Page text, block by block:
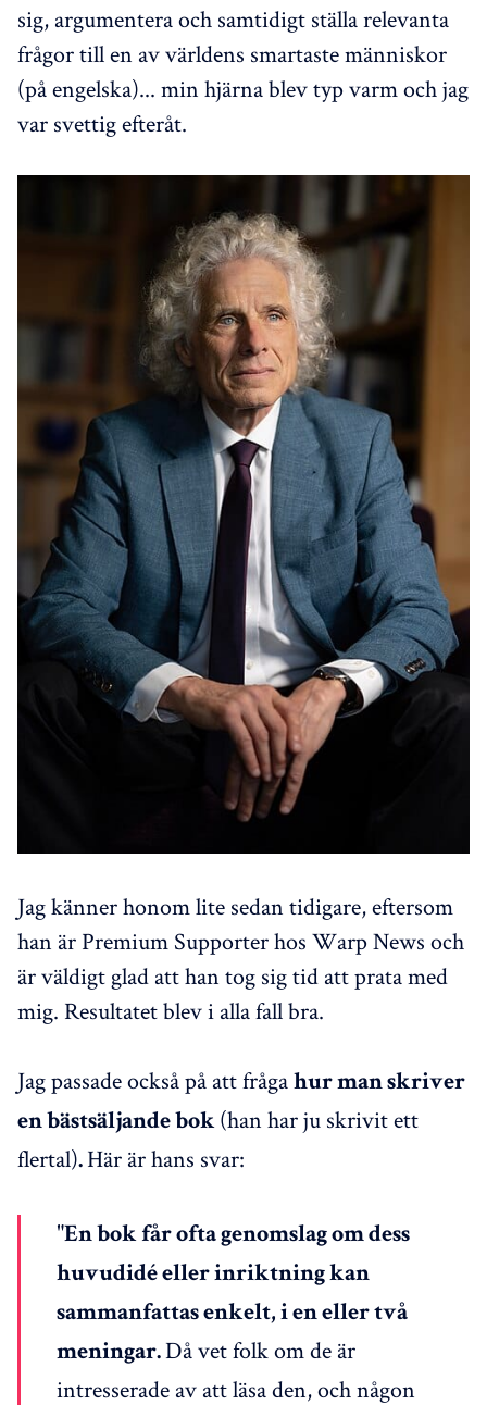
sig, argumentera och samtidigt ställa relevanta
frågor till en av världens smartaste människor
(på engelska)... min hjärna blev typ varm och jag
var svettig efteråt.
Jag känner honom lite sedan tidigare, eftersom
han är Premium Supporter hos Warp News och
är väldigt glad att han tog sig tid att prata med
mig. Resultatet blev i alla fall bra.
Jag passade också på att fråga hur man skriver
en bästsäljande bok (han har ju skrivit ett
flertal). Här är hans svar:
"En bok får ofta genomslag om dess
huvudidé eller inriktning kan
sammanfattas enkelt, i en eller två
meningar.Då vet folk om de är
intresserade av att läsa den, och någon